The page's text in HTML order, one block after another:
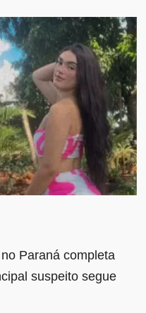
Paraná completa
suspeito segue